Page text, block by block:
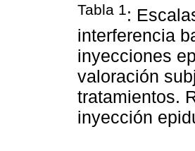
Tabla 1:
interferencia
inyecciones
valoración
tratamientos.
inyección